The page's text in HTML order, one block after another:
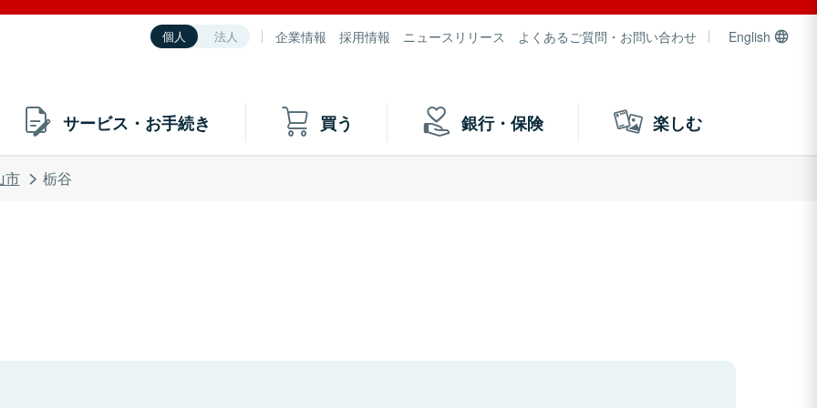
個人 法人 企業情報 採用情報 ニュースリリース よくあるご質問・お問い合わせ English
サービス・お手続き 買う 銀行・保険 楽しむ
市 栃谷